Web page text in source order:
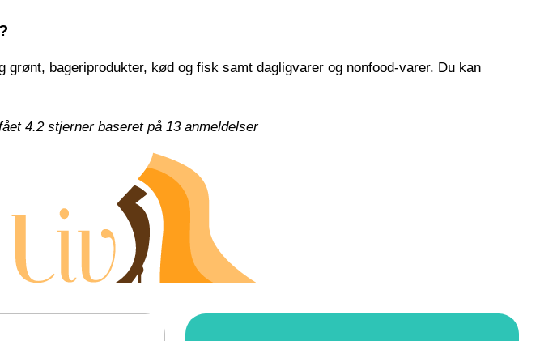
bageriprodukter, kød og fisk samt dagligvarer og nonfood-varer. Du kan
4.2stjerner baseret på 13anmeldelser